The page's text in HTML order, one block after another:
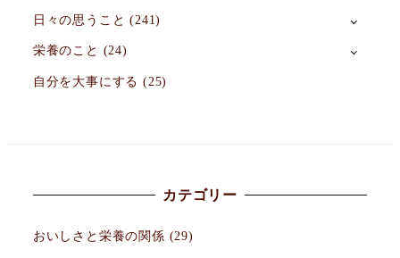
日々の思うこと (241)
栄養のこと (24)
自分を大事にする (25)
カテゴリー
おいしさと栄養の関係 (29)